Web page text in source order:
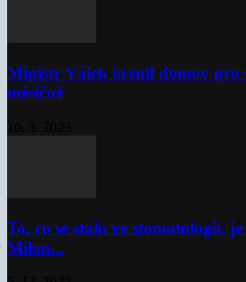
Ministr Válek ocenil domov pro
měsíčně
To, co se stalo ve stomatologii,
Milan...